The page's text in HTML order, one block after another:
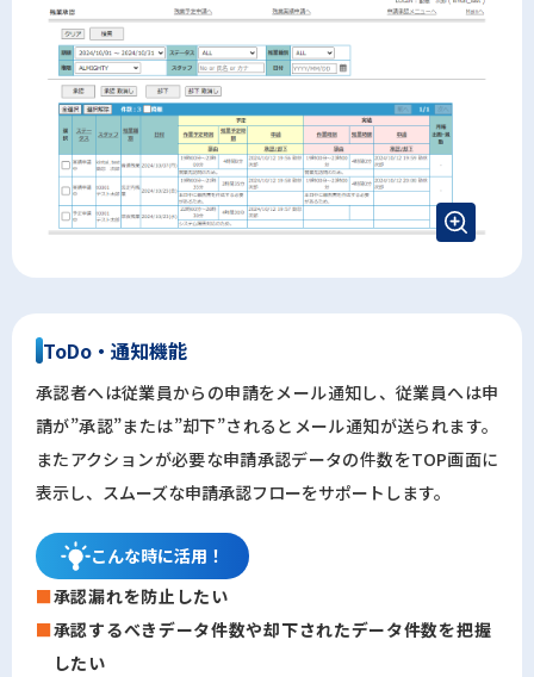
ToDo・通知機能
承認者へは従業員からの申請をメール通知し、従業員へは申
請が”承認”または”却下”されるとメール通知が送られます。
またアクションが必要な申請承認データの件数をTOP画面に
表示し、スムーズな申請承認フローをサポートします。
こんな時に活用！
承認漏れを防止したい
承認するべきデータ件数や却下されたデータ件数を把握
したい